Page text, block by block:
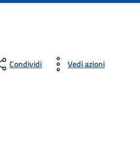
Condividi Vedi azioni